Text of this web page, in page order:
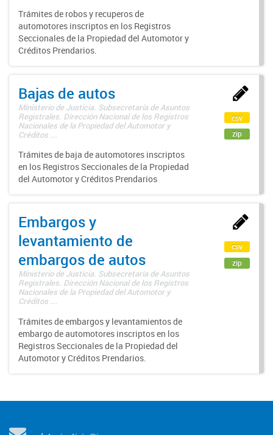
Trámites de robos y recuperos de
automotores inscriptos en los Registros
Seccionales de la Propiedad del Automotor y
Créditos Prendarios.
Bajas de autos
Ministerio de Justicia. Subsecretaría de Asuntos
Registrales. Dirección Nacional de los Registros
Nacionales de la Propiedad del Automotor y
Créditos ...
Trámites de baja de automotores inscriptos
en los Registros Seccionales de la Propiedad
del Automotor y Créditos Prendarios
csv
zip
Embargos y
levantamiento de
embargos de autos
Ministerio de Justicia. Subsecretaría de Asuntos
Registrales. Dirección Nacional de los Registros
Nacionales de la Propiedad del Automotor y
Créditos ...
Trámites de embargos y levantamientos de
embargo de automotores inscriptos en los
Registros Seccionales de la Propiedad del
Automotor y Créditos Prendarios.
csv
zip